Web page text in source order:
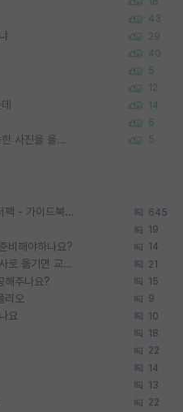
43
29
40
5
12
14
6
정보보안 연구하는 입장에선 식별가능한 사진을 올리는건 비추이긴함 5
[무료] 2026 미국 대학원 유학 스타터팩 - 가이드북 & 합격자 컨택메일 템플릿 645
19
비해야하나요? 14
SSH 박사과정을 그만두고 지방대 박사로 옮기면 교수의 꿈은 끝일까요? 21
해주나요? 15
리오 9
요 10
18
22
14
13
22